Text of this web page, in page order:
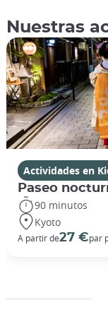
Nuestras
Actividades en
Paseo
90 minutos
Kyoto
A partir de27 €par